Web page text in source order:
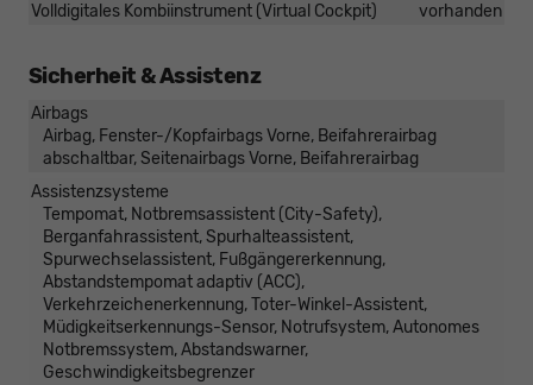
Volldigitales Kombiinstrument (Virtual Cockpit)
vorhanden
Sicherheit & Assistenz
Airbags
Airbag, Fenster-/Kopfairbags Vorne, Beifahrerairbag
abschaltbar, Seitenairbags Vorne, Beifahrerairbag
Assistenzsysteme
Tempomat, Notbremsassistent (City-Safety),
Berganfahrassistent, Spurhalteassistent,
Spurwechselassistent, Fußgängererkennung,
Abstandstempomat adaptiv (ACC),
Verkehrzeichenerkennung, Toter-Winkel-Assistent,
Müdigkeitserkennungs-Sensor, Notrufsystem, Autonomes
Notbremssystem, Abstandswarner,
Geschwindigkeitsbegrenzer